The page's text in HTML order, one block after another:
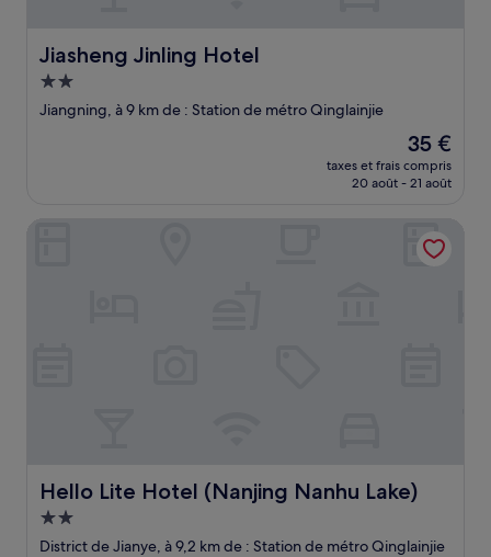
Jiasheng Jinling Hotel
Jiasheng Jinling Hotel
Hébergement
2.0 étoiles
Jiangning, à 9 km de : Station de métro Qinglainjie
Le
nouveau
prix
de
35 €
35 €
taxes et frais compris
20 août - 21 août
Hello Lite Hotel (Nanjing Nanhu Lake)
Hello Lite Hotel (Nanjing Nanhu Lake)
Hébergement
2.0 étoiles
District de Jianye, à 9,2 km de : Station de métro Qinglainjie